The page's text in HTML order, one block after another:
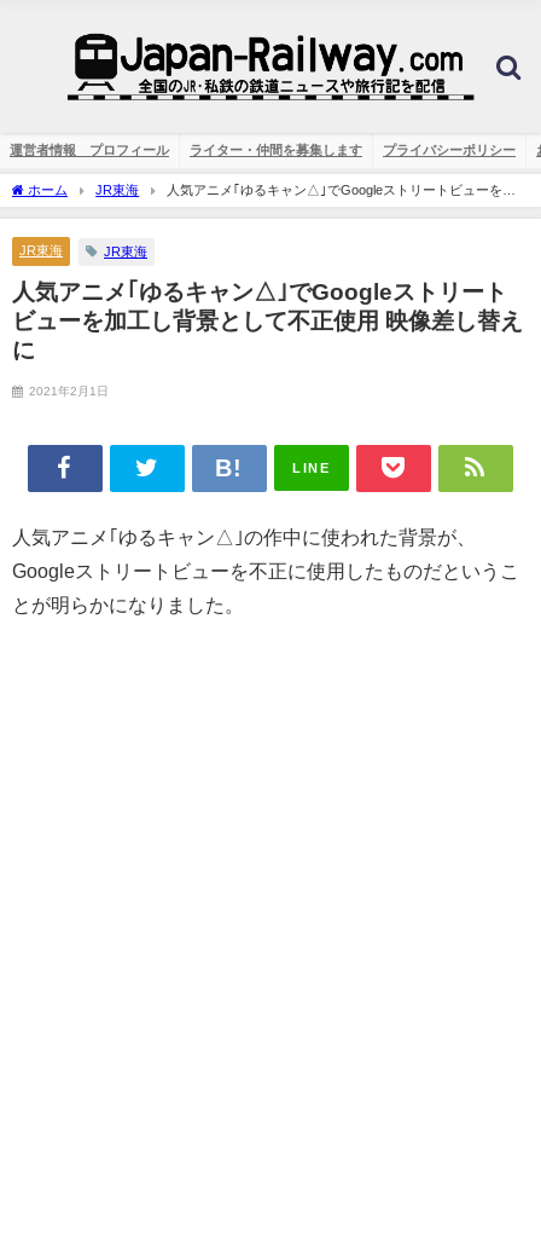
運営者情報 プロフィール ライター・仲間を募集します プライバシーポリシー
ホーム JR東海
人気アニメ｢ゆるキャン△｣でGoogleストリートビューを加
工し背景として不正使用 映像差し替えに
JR東海 JR東海
人気アニメ｢ゆるキャン△｣でGoogleストリート
ビューを加工し背景として不正使用 映像差し替え
に
2021年2月1日
LINE
人気アニメ｢ゆるキャン△｣の作中に使われた背景が、
Googleストリートビューを不正に使用したものだというこ
とが明らかになりました。